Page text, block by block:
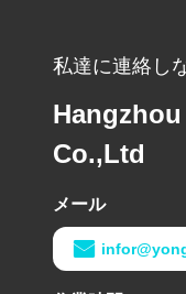
私達に連絡し
Co.,Ltd
メール